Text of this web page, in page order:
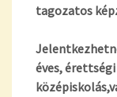
tagozatos
éves,
középiskolás,